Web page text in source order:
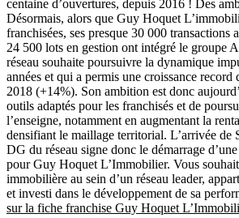
centaine d’ouvertures, depuis 2016 ! Des
Désormais, alors que Guy Hoquet
franchisées, ses presque 30 000 transactions
24 500 lots en gestion ont intégré le groupe
réseau souhaite poursuivre la dynamique
années et qui a permis une croissance record
2018 (+14%). Son ambition est donc
outils adaptés pour les franchisés et de
l’enseigne, notamment en augmentant la
densifiant le maillage territorial. L’arrivée de
DG du réseau signe donc le démarrage
pour Guy Hoquet L’Immobilier. Vous
immobilière au sein d’un réseau leader,
et investi dans le développement de sa
sur la fiche franchise Guy Hoquet